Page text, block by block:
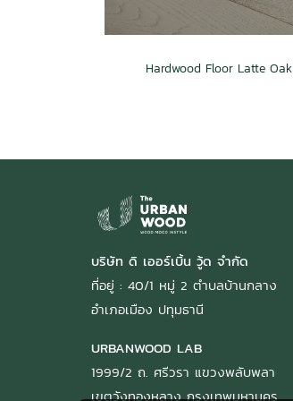
Hardwood Floor Latte Oak
บริษัท ดิ เออร์เบิ้น วู้ด จำกัด
ที่อยู่ : 40/1 หมู่ 2 ตำบลบ้านกลาง
อำเภอเมือง ปทุมธานี
URBANWOOD LAB
1999/2 ถ. ศรีวรา แขวงพลับพลา
เขตวังทองหลาง กรุงเทพมหานคร